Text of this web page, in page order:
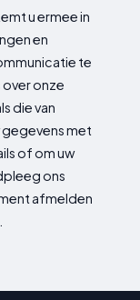
u ermee in
en
te
onze
die van
met
of om uw
ons
afmelden